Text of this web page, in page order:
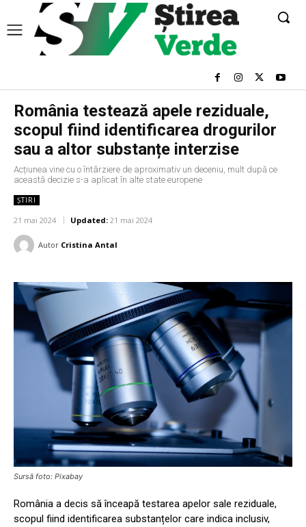
România testează apele reziduale,
scopul fiind identificarea drogurilor
sau a altor substanțe interzise
Acțiunea vine cu o întârziere de aproximativ un deceniu, mult după ce
această decizie s-a aplicat în alte state europene
ȘTIRI
21 mai 2024 Updated: 21 mai 2024
Autor Cristina Antal
Sursă foto: Pixabay
România a decis să înceapă testarea apelor sale reziduale,
scopul fiind identificarea substanțelor care indica inclusiv,